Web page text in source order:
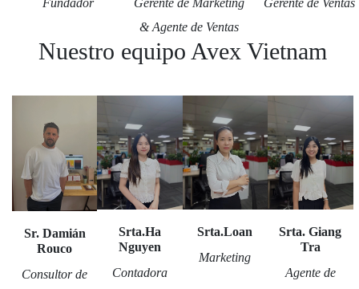
& Agente de Ventas
Nuestro equipo Avex Vietnam
Sr. Damián
Rouco
Consultor de
Srta.Ha
Nguyen
Contadora
Srta.Loan
Marketing
Srta. Giang
Tra
Agente de